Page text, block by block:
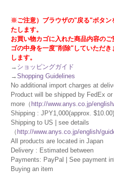
※ご注意）ブラウザの"戻る"ボタン
たします。
お買い物カゴに入れた商品内容の
ゴの中身を一度"削除"していただ
します。
→ ショッピングガイド
→Shopping Guidelines
No additional import charges at
Product will be shipped by FedEx
more（ http://www.anys.co.jp/
Shipping : JPY1,000(approx.
Shipping to US | see details
（ http://www.anys.co.jp/english/
All products are located in Japan
Delivery : Estimated between
Payments: PayPal | See payment
Buying an item